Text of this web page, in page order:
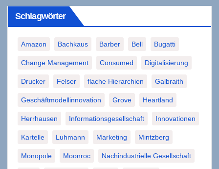
Schlagwörter
Amazon Bachkaus Barber Bell Bugatti
Change Management Consumed Digitalisierung
Drucker Felser flache Hierarchien Galbraith
Geschäftmodellinnovation Grove Heartland
Herrhausen Informationsgesellschaft Innovationen
Kartelle Luhmann Marketing Mintzberg
Monopole Moonroc Nachindustrielle Gesellschaft